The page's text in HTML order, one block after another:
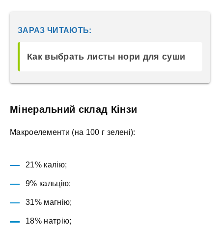
ЗАРАЗ ЧИТАЮТЬ:
Как выбрать листы нори для суши
Мінеральний склад Кінзи
Макроелементи (на 100 г зелені):
21% калію;
9% кальцію;
31% магнію;
18% натрію;